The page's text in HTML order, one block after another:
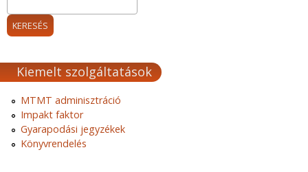
Kiemelt szolgáltatások
MTMT adminisztráció
Impakt faktor
Gyarapodási jegyzékek
Könyvrendelés